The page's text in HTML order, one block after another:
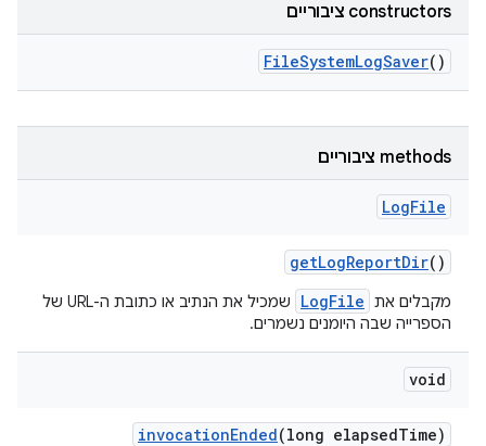
‫constructors ציבוריים
FileSystemLogSaver()
‫methods ציבוריים
LogFile
getLogReportDir()
מקבלים את LogFile
שמכיל את הנתיב או כתובת ה-URL של
הספרייה שבה היומנים נשמרים.
void
invocationEnded(long elapsedTime)